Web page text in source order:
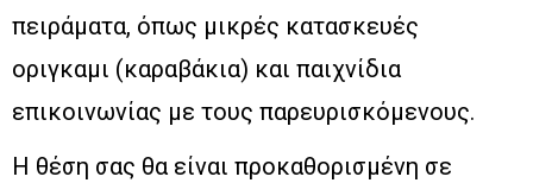
πειράματα, όπως μικρές κατασκευές
οριγκαμι (καραβάκια) και παιχνίδια
επικοινωνίας με τους παρευρισκόμενους.
Η θέση σας θα είναι προκαθορισμένη σε